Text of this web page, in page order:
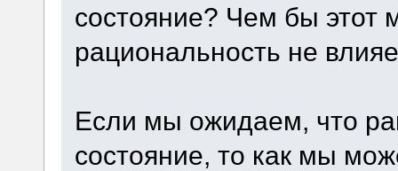
состояние? Чем бы этот
рациональность не
Если мы ожидаем, что
состояние, то как мы